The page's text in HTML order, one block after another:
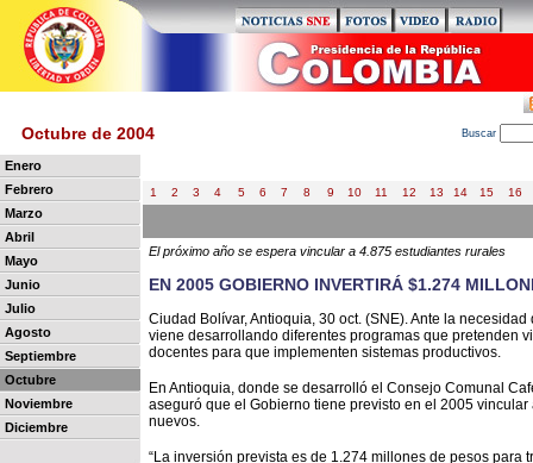
Octubre de 2004 Buscar
Enero
Febrero
Marzo
Abril
Mayo
Junio
Julio
Agosto
Septiembre
Octubre
Noviembre
Diciembre
1 2 3 4 5 6 7 8 9 10 11 12 13 14 15 16
El próximo año se espera vincular a 4.875 estudiantes rurales
EN 2005 GOBIERNO INVERTIRÁ $1.274
Ciudad Bolívar, Antioquia, 30 oct. (SNE). Ante la
viene desarrollando diferentes programas que pretenden
docentes para que implementen sistemas productivos.
En Antioquia, donde se desarrolló el Consejo Comunal
aseguró que el Gobierno tiene previsto en el 2005
nuevos.
“La inversión prevista es de 1.274 millones de pesos